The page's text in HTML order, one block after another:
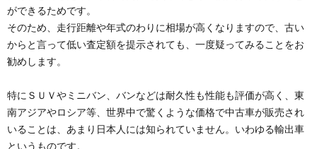
ができるためです。
そのため、走行距離や年式のわりに相場が高くなりますので、古い
からと言って低い査定額を提示されても、一度疑ってみることをお
勧めします。
特にＳＵＶやミニバン、バンなどは耐久性も性能も評価が高く、東
南アジアやロシア等、世界中で驚くような価格で中古車が販売され
いることは、あまり日本人には知られていません。いわゆる輸出車
というものです。